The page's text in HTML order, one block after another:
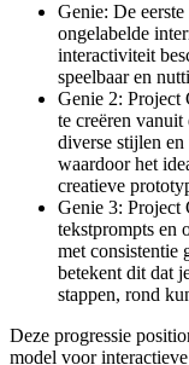
Genie: De
ongelabelde
interactiviteit
speelbaar en
Genie 2: Project
te creëren
diverse stijlen
waardoor het
creatieve
Genie 3: Project
tekstprompts en
met consistentie
betekent dit dat
stappen, rond
Deze progressie
model voor